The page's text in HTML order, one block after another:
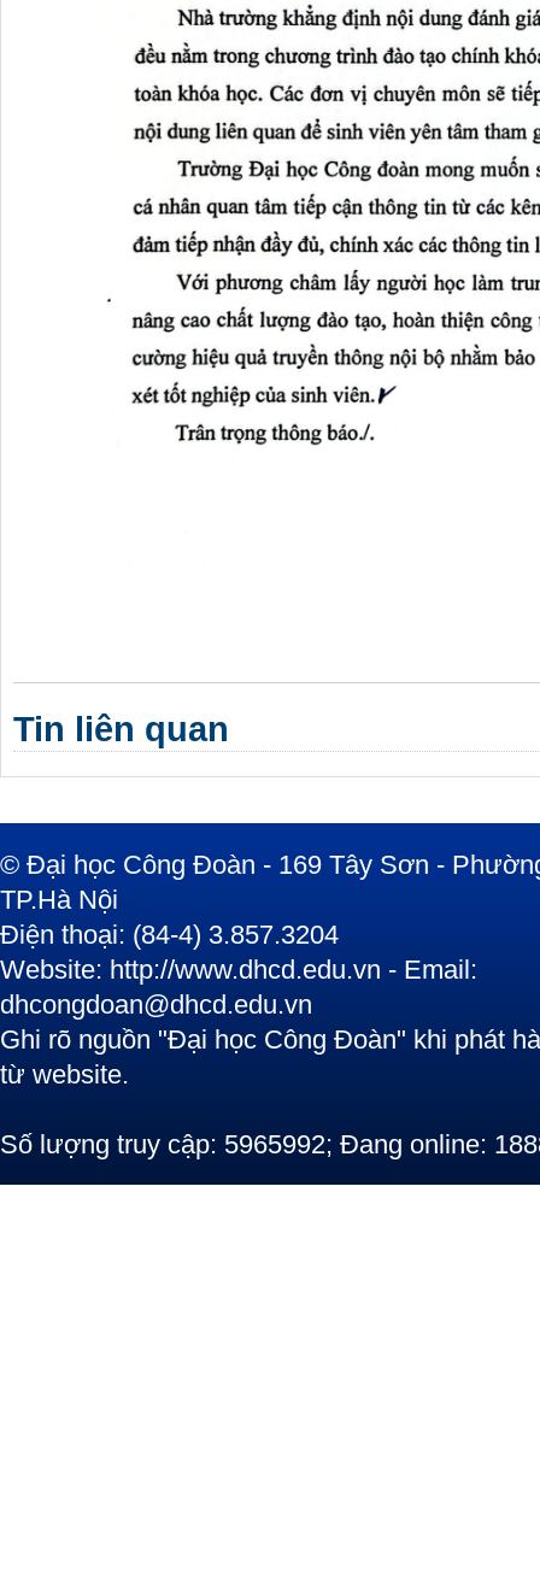
Tin liên quan
© Đại học Công Đoàn - 169 Tây Sơn -
TP.Hà Nội
Điện thoại: (84-4) 3.857.3204
Website: http://www.dhcd.edu.vn - Email:
dhcongdoan@dhcd.edu.vn
Ghi rõ nguồn "Đại học Công Đoàn" khi phát
từ website.
Số lượng truy cập: 5965992; Đang online: